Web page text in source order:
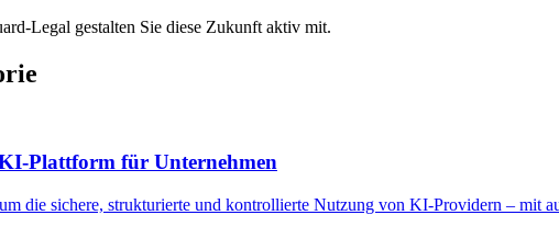
Legal gestalten Sie diese Zukunft aktiv mit.
Plattform für Unternehmen
die sichere, strukturierte und kontrollierte Nutzung von KI-Providern – mit